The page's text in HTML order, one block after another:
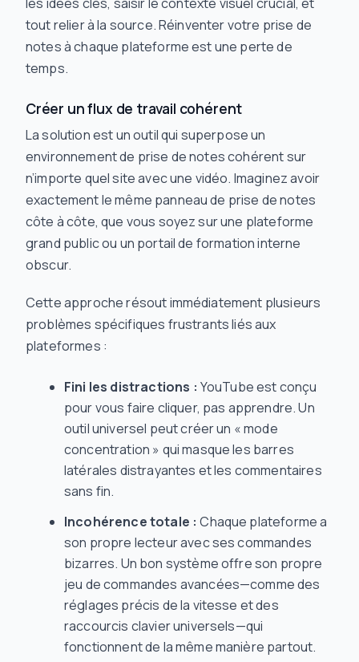
tout relier à la source. Réinventer votre prise de
notes à chaque plateforme est une perte de
temps.
Créer un flux de travail cohérent
La solution est un outil qui superpose un
environnement de prise de notes cohérent sur
n’importe quel site avec une vidéo. Imaginez avoir
exactement le même panneau de prise de notes
côte à côte, que vous soyez sur une plateforme
grand public ou un portail de formation interne
obscur.
Cette approche résout immédiatement plusieurs
problèmes spécifiques frustrants liés aux
plateformes :
Fini les distractions : YouTube est conçu
pour vous faire cliquer, pas apprendre. Un
outil universel peut créer un « mode
concentration » qui masque les barres
latérales distrayantes et les commentaires
sans fin.
Incohérence totale : Chaque plateforme a
son propre lecteur avec ses commandes
bizarres. Un bon système offre son propre
jeu de commandes avancées—comme des
réglages précis de la vitesse et des
raccourcis clavier universels—qui
fonctionnent de la même manière partout.